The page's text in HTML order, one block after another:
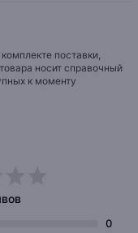
поставки,
носит справочный
к моменту
0